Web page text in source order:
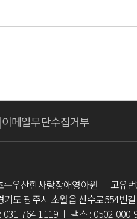
|이메일무단수집거부
록우산한사랑장애영아원 ㅣ 고유
도 광주시 초월읍 산수로554번
031-764-1119 ㅣ 팩스 : 0502-000-